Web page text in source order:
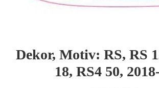
Dekor, Motiv: RS, RS
18, RS4 50,